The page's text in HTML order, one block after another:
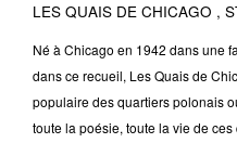
LES QUAIS DE CHICAGO ,
Né à Chicago en 1942 dans une
dans ce recueil, Les Quais de
populaire des quartiers polonais
toute la poésie, toute la vie de